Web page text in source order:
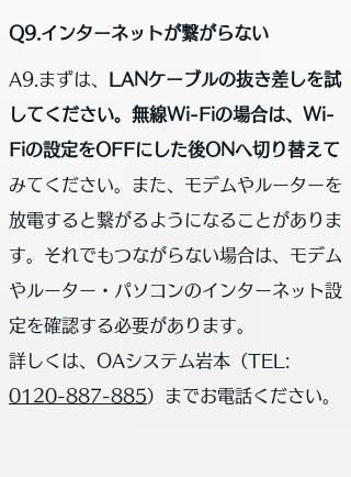
Q9.インターネットが繋がらない
A9.まずは、
LANケーブルの抜き差しを試
してください。無線Wi-Fiの場合は、Wi-
Fiの設定をOFFにした後ONへ切り替えて
みてください。また、モデムやルーターを
放電すると繋がるようになることがありま
す。それでもつながらない場合は、モデム
やルーター・パソコンのインターネット設
定を確認する必要があります。
詳しくは、OAシステム岩本（TEL:
0120-887-885）までお電話ください。